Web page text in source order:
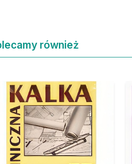
również